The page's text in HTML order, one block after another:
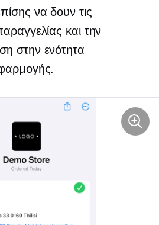
να δουν τις
και την
στην ενότητα